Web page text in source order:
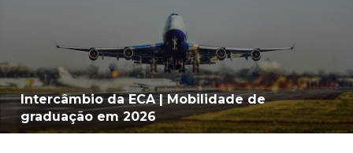
Intercâmbio da ECA | Mobilidade de
graduação em 2026